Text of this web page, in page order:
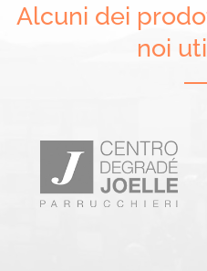
Alcuni dei
noi